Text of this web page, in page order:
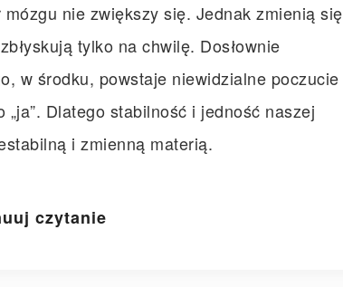
nie zwiększy się. Jednak zmienią się
tylko na chwilę. Dosłownie
w środku, powstaje niewidzialne poczucie
Dlatego stabilność i jedność naszej
i zmienną materią.
czytanie